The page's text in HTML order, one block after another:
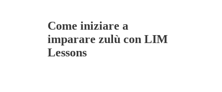
Come iniziare a
imparare zulù con LIM
Lessons